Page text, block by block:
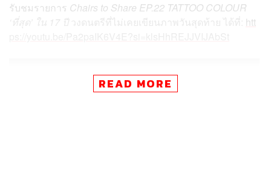
รับชมรายการ Chairs to Share EP.22 TATTOO COLOUR
‘ที่สุด’ ใน 17 ปีวงดนตรีที่ไม่เคยเขียนภาพวันสุดท้าย ได้ที่: htt
READ MORE